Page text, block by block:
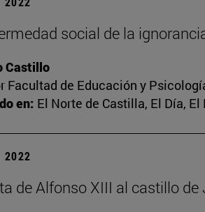
social de la
Castillo
Facultad de Educación y
en: El Norte de Castilla, El Día,
2022
de Alfonso XIII al castillo